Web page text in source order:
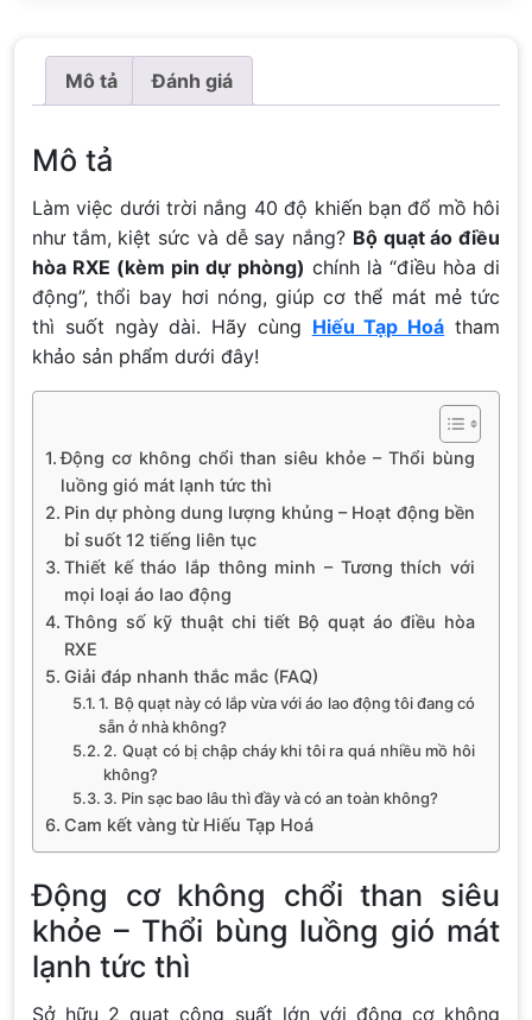
Mô tả Đánh giá
Mô tả
Làm việc dưới trời nắng 40 độ khiến bạn đổ mồ hôi
như tắm, kiệt sức và dễ say nắng? Bộ quạt áo điều
hòa RXE (kèm pin dự phòng) chính là “điều hòa di
động”, thổi bay hơi nóng, giúp cơ thể mát mẻ tức
thì suốt ngày dài. Hãy cùng Hiếu Tạp Hoá tham
khảo sản phẩm dưới đây!
Động cơ không chổi than siêu khỏe – Thổi bùng
luồng gió mát lạnh tức thì
Pin dự phòng dung lượng khủng – Hoạt động bền
bỉ suốt 12 tiếng liên tục
Thiết kế tháo lắp thông minh – Tương thích với
mọi loại áo lao động
Thông số kỹ thuật chi tiết Bộ quạt áo điều hòa
RXE
Giải đáp nhanh thắc mắc (FAQ)
1. Bộ quạt này có lắp vừa với áo lao động tôi đang có
sẵn ở nhà không?
2. Quạt có bị chập cháy khi tôi ra quá nhiều mồ hôi
không?
3. Pin sạc bao lâu thì đầy và có an toàn không?
Cam kết vàng từ Hiếu Tạp Hoá
Động cơ không chổi than siêu
khỏe – Thổi bùng luồng gió mát
lạnh tức thì
Sở hữu 2 quạt công suất lớn với động cơ không